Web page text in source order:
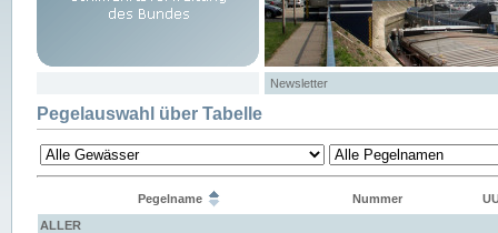
Newsletter
Pegelauswahl über Tabelle
Pegelname Nummer
ALLER